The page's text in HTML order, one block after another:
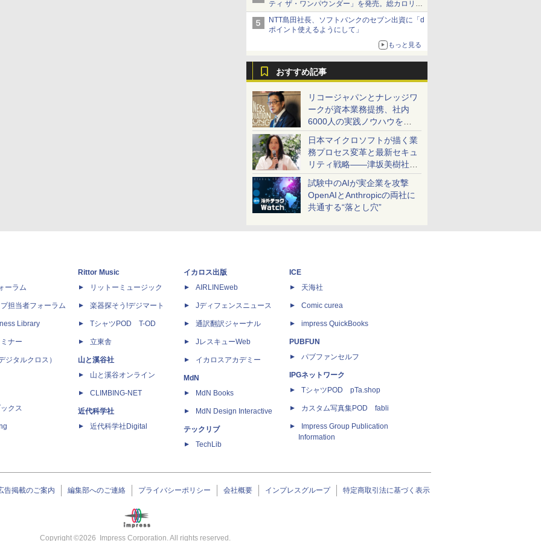
ティ ザ・ワンパウンダー」を発売。総カロリー
約1656kcal、総重量約527g！
NTT島田社長、ソフトバンクのセブン出資に「d
ポイント使えるようにして」
もっと見る
おすすめ記事
リコージャパンとナレッジワ
ークが資本業務提携、社内
6000人の実践ノウハウを生
かした「AI商談記録 for
RICOH」を展開へ
日本マイクロソフトが描く業
務プロセス変革と最新セキュ
リティ戦略――津坂美樹社長
が2027年度戦略を説明
試験中のAIが実企業を攻撃
OpenAIとAnthropicの両社に
共通する“落とし穴”
ーラム
担当者フォーラム
Library
ナー
ジタルクロス）
クス
Rittor Music
リットーミュージック
楽器探そう!デジマート
TシャツPOD T-OD
立東舎
山と溪谷社
山と溪谷オンライン
CLIMBING-NET
近代科学社
近代科学社Digital
イカロス出版
AIRLINEweb
Jディフェンスニュース
通訳翻訳ジャーナル
JレスキューWeb
イカロスアカデミー
MdN
MdN Books
MdN Design Interactive
テックリブ
TechLib
ICE
天海社
Comic curea
impress QuickBooks
PUBFUN
パブファンセルフ
IPGネットワーク
TシャツPOD pTa.shop
カスタム写真集POD fabli
Impress Group Publication
Information
告掲載のご案内 編集部へのご連絡 プライバシーポリシー 会社概要 インプレスグループ 特定商取引法に基づく表示
Copyright ©2026 Impress Corporation. All rights reserved.